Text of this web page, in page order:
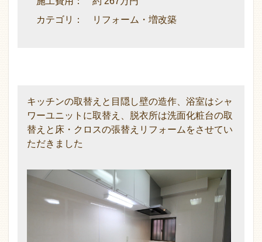
カテゴリ： リフォーム・増改築
キッチンの取替えと目隠し壁の造作、浴室はシャ
ワーユニットに取替え、脱衣所は洗面化粧台の取
替えと床・クロスの張替えリフォームをさせてい
ただきました